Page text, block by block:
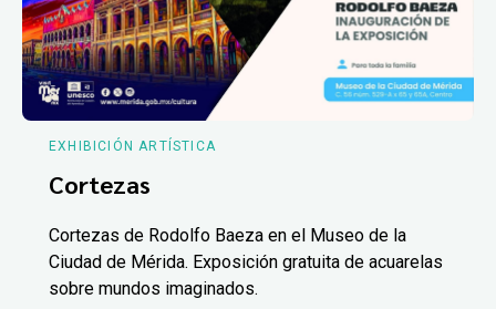
EXHIBICIÓN ARTÍSTICA
Cortezas
Cortezas de Rodolfo Baeza en el Museo de la
Ciudad de Mérida. Exposición gratuita de acuarelas
sobre mundos imaginados.